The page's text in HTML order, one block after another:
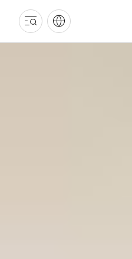
GROUPE
EMMI